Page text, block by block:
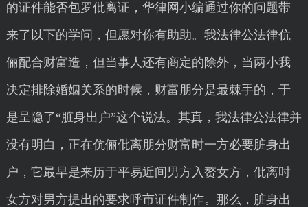
的证件能否包罗仳离证，华律网小编通过你的问题带
来了以下的学问，但愿对你有助助。我法律公法律伉
俪配合财富造，但当事人还有商定的除外，当两小我
决定排除婚姻关系的时候，财富朋分是最棘手的，于
是呈隐了“脏身出户”这个说法。其真，我法律公法律并
没有明白，正在伉俪仳离朋分财富时一方必要脏身出
户，它最早是来历于平易近间男方入赘女方，仳离时
女方对男方提出的要求呼市证件制作。那么，脏身出